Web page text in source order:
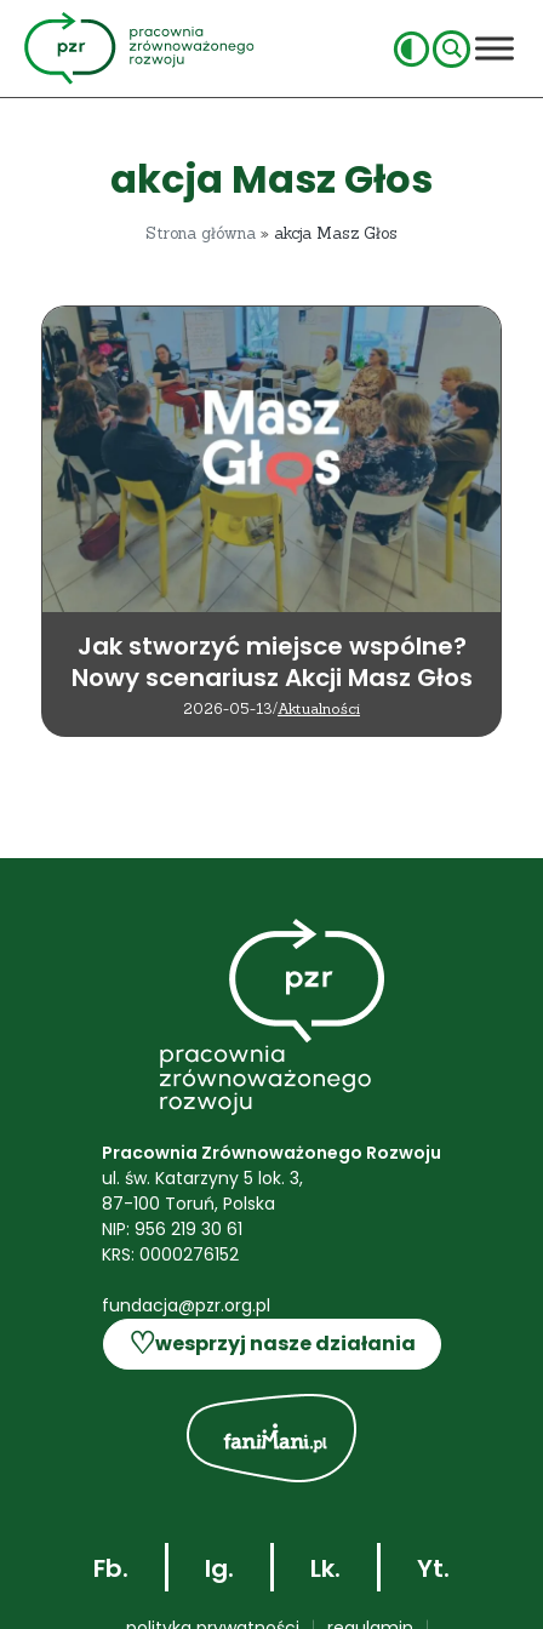
akcja Masz Głos
Strona główna » akcja Masz Głos
Jak stworzyć miejsce wspólne?
Nowy scenariusz Akcji Masz Głos
2026-05-13/Aktualności
Pracownia Zrównoważonego Rozwoju
ul. św. Katarzyny 5 lok. 3,
87-100 Toruń, Polska
NIP: 956 219 30 61
KRS: 0000276152
fundacja@pzr.org.pl
♡wesprzyj nasze działania
Fb. Ig. Lk. Yt.